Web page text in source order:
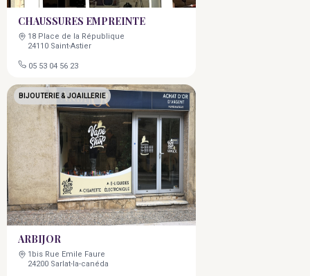
CHAUSSURES EMPREINTE
18 Place de la République
24110 Saint-Astier
05 53 04 56 23
ARBIJOR
1bis Rue Emile Faure
24200 Sarlat-la-canéda
BIJOUTERIE & JOAILLERIE